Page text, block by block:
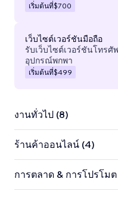
เริ่มต้นที่$700
เว็บไซต์เวอร์ชันมือถือ
รับเว็บไซต์เวอร์ชันโทร
อุปกรณ์พกพา
เริ่มต้นที่$499
งานทั่วไป (8)
ร้านค้าออนไลน์ (4)
การตลาด & การโปรโม